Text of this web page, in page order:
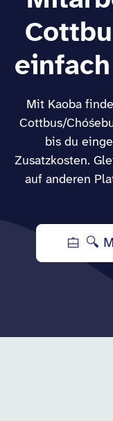
Mit Kaoba
Cottbus/
bis du
Zusatzkosten.
auf anderen
🔍